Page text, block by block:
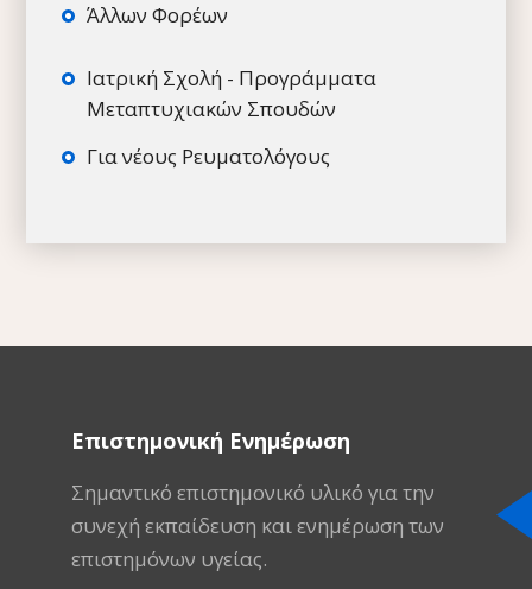
Άλλων Φορέων
Ιατρική Σχολή - Προγράμματα
Μεταπτυχιακών Σπουδών
Για νέους Ρευματολόγους
Επιστημονική Ενημέρωση
Σημαντικό επιστημονικό υλικό για την
συνεχή εκπαίδευση και ενημέρωση των
επιστημόνων υγείας.